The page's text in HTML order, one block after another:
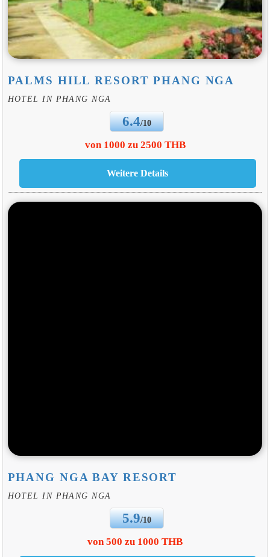
PALMS HILL RESORT PHANG NGA
HOTEL IN PHANG NGA
6.4/10
von 1000 zu 2500 THB
PHANG NGA BAY RESORT
HOTEL IN PHANG NGA
5.9/10
von 500 zu 1000 THB